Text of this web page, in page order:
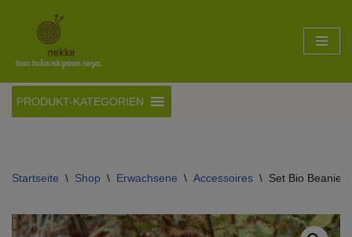
Inhalt
springen
PRODUKT-KATEGORIEN
Startseite \ Shop \ Erwachsene \ Accessoires \ Set Bio Beanie